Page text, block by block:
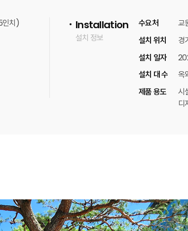
인치)
Installation
설치 정보
수요처
교
설치 위치
경
설치 일자
설치 대 수
옥
제품 용도
시
디